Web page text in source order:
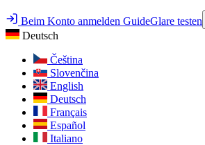
Beim Konto anmelden GuideGlare testen
Deutsch
Čeština
Slovenčina
English
Deutsch
Français
Español
Italiano